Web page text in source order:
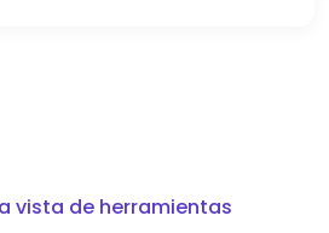
vista de herramientas